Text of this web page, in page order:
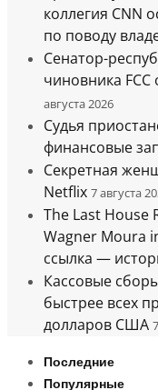
коллегия CNN
по поводу
Сенатор-
чиновника FCC
августа 2026
Судья
финансовые
Секретная
Netflix 7 августа
The Last House
Wagner Moura
ссылка —
Кассовые
быстрее всех
долларов США
Последние
Популярные